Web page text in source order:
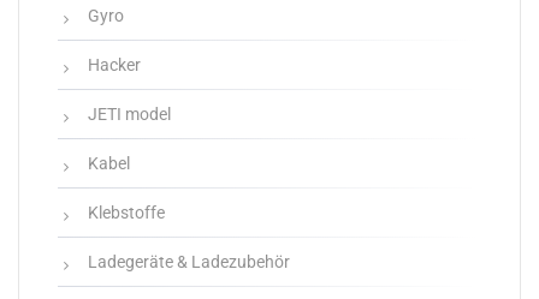
Gyro
Hacker
JETI model
Kabel
Klebstoffe
Ladegeräte & Ladezubehör